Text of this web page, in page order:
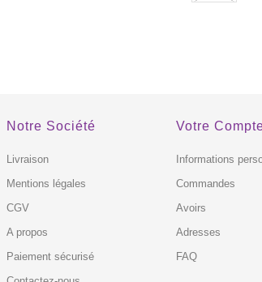
Notre Société
Livraison
Mentions légales
CGV
A propos
Paiement sécurisé
Votre
Informations
Commandes
Avoirs
Adresses
FAQ